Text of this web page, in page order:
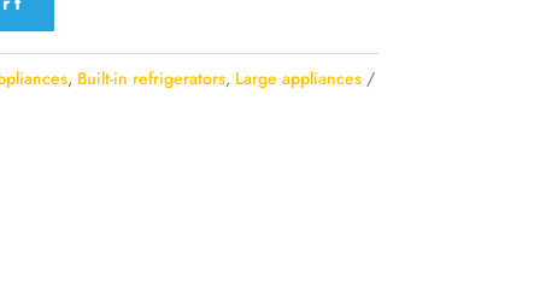
, Built-in refrigerators, Large appliances